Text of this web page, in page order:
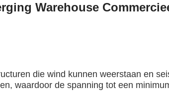
Warehouse
die wind kunnen weerstaan en
waardoor de spanning tot een